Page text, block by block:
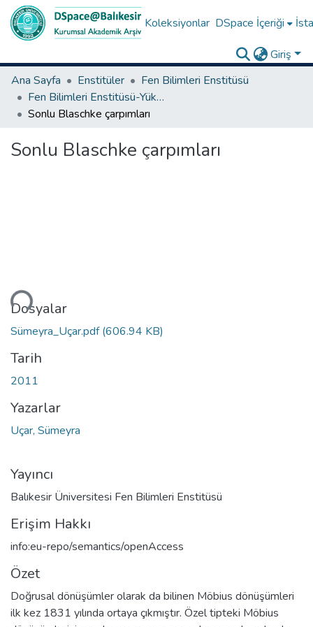
Koleksiyonlar DSpace İçeriği
Giriş
Ana Sayfa
Enstitüler
Fen Bilimleri Enstitüsü
Fen Bilimleri Enstitüsü-Yüksek Lisans Tezleri
Sonlu Blaschke çarpımları
Sonlu Blaschke çarpımları
Dosyalar
Sümeyra_Uçar.pdf(606.94 KB)
Tarih
2011
Yazarlar
Uçar, Sümeyra
Yayıncı
Balıkesir Üniversitesi Fen Bilimleri Enstitüsü
Erişim Hakkı
info:eu-repo/semantics/openAccess
Özet
Doğrusal dönüşümler olarak da bilinen Möbius dönüşümleri
ilk kez 1831 yılında ortaya çıkmıştır. Özel tipteki Möbius